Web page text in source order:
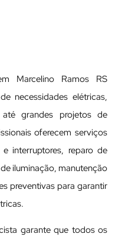
Marcelino Ramos RS
necessidades elétricas,
até grandes projetos de
oferecem serviços
interruptores, reparo de
iluminação, manutenção
preventivas para garantir
garante que todos os